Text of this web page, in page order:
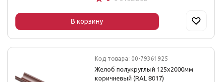
В корзину
Код товара: 00-79361925
Желоб полукруглый 125х2000мм
коричневый (RAL 8017)